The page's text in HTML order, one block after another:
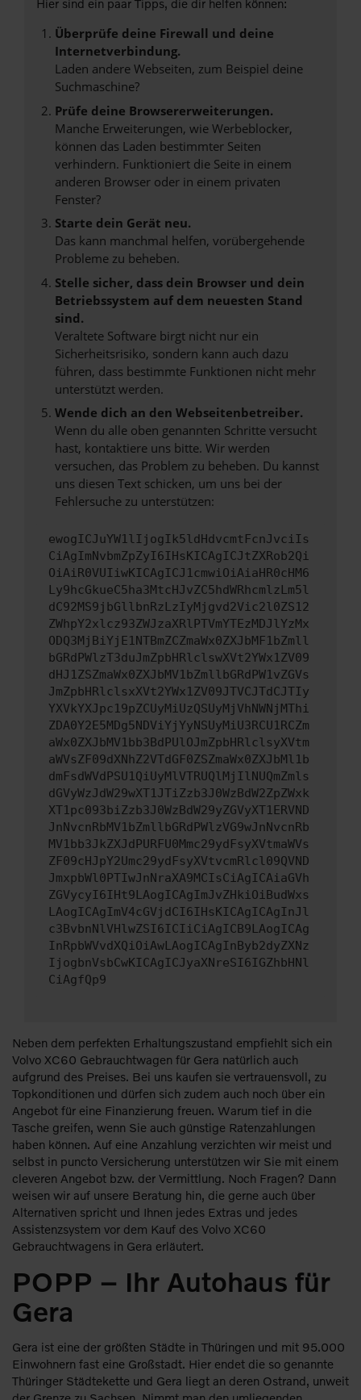
Hier sind ein paar Tipps, die dir helfen können:
Überprüfe deine Firewall und deine
Internetverbindung.
Laden andere Webseiten, zum Beispiel deine
Suchmaschine?
Prüfe deine Browsererweiterungen.
Manche Erweiterungen, wie Werbeblocker,
können das Laden bestimmter Seiten
verhindern. Funktioniert die Seite in einem
anderen Browser oder in einem privaten
Fenster?
Starte dein Gerät neu.
Das kann manchmal helfen, vorübergehende
Probleme zu beheben.
Stelle sicher, dass dein Browser und dein
Betriebssystem auf dem neuesten Stand
sind.
Veraltete Software birgt nicht nur ein
Sicherheitsrisiko, sondern kann auch dazu
führen, dass bestimmte Funktionen nicht mehr
unterstützt werden.
Wende dich an den Webseitenbetreiber.
Wenn du alle oben genannten Schritte versucht
hast, kontaktiere uns bitte. Wir werden
versuchen, das Problem zu beheben. Du kannst
uns diesen Text schicken, um uns bei der
Fehlersuche zu unterstützen:
ewogICJuYW1lIjogIk5ldHdvcmtFcnJvciIs
CiAgImNvbmZpZyI6IHsKICAgICJtZXRob2Qi
OiAiR0VUIiwKICAgICJ1cmwiOiAiaHR0cHM6
Ly9hcGkueC5ha3MtcHJvZC5hdWRhcmlzLm5l
dC92MS9jbGllbnRzLzIyMjgvd2Vic2l0ZS12
ZWhpY2xlcz93ZWJzaXRlPTVmYTEzMDJlYzMx
ODQ3MjBiYjE1NTBmZCZmaWx0ZXJbMF1bZmll
bGRdPWlzT3duJmZpbHRlclswXVt2YWx1ZV09
dHJ1ZSZmaWx0ZXJbMV1bZmllbGRdPW1vZGVs
JmZpbHRlclsxXVt2YWx1ZV09JTVCJTdCJTIy
YXVkYXJpc19pZCUyMiUzQSUyMjVhNWNjMThi
ZDA0Y2E5MDg5NDViYjYyNSUyMiU3RCU1RCZm
aWx0ZXJbMV1bb3BdPUlOJmZpbHRlclsyXVtm
aWVsZF09dXNhZ2VTdGF0ZSZmaWx0ZXJbMl1b
dmFsdWVdPSU1QiUyMlVTRUQlMjIlNUQmZmls
dGVyWzJdW29wXT1JTiZzb3J0WzBdW2ZpZWxk
XT1pc093biZzb3J0WzBdW29yZGVyXT1ERVND
JnNvcnRbMV1bZmllbGRdPWlzVG9wJnNvcnRb
MV1bb3JkZXJdPURFU0Mmc29ydFsyXVtmaWVs
ZF09cHJpY2Umc29ydFsyXVtvcmRlcl09QVND
JmxpbWl0PTIwJnNraXA9MCIsCiAgICAiaGVh
ZGVycyI6IHt9LAogICAgImJvZHkiOiBudWxs
LAogICAgImV4cGVjdCI6IHsKICAgICAgInJl
c3BvbnNlVHlwZSI6ICIiCiAgICB9LAogICAg
InRpbWVvdXQiOiAwLAogICAgInByb2dyZXNz
IjogbnVsbCwKICAgICJyaXNreSI6IGZhbHNl
CiAgfQp9
Neben dem perfekten Erhaltungszustand empfiehlt sich ein
Volvo XC60 Gebrauchtwagen für Gera natürlich auch
aufgrund des Preises. Bei uns kaufen sie vertrauensvoll, zu
Topkonditionen und dürfen sich zudem auch noch über ein
Angebot für eine Finanzierung freuen. Warum tief in die
Tasche greifen, wenn Sie auch günstige Ratenzahlungen
haben können. Auf eine Anzahlung verzichten wir meist und
selbst in puncto Versicherung unterstützen wir Sie mit einem
cleveren Angebot bzw. der Vermittlung. Noch Fragen? Dann
weisen wir auf unsere Beratung hin, die gerne auch über
Alternativen spricht und Ihnen jedes Extras und jedes
Assistenzsystem vor dem Kauf des Volvo XC60
Gebrauchtwagens in Gera erläutert.
POPP – Ihr Autohaus für
Gera
Gera ist eine der größten Städte in Thüringen und mit 95.000
Einwohnern fast eine Großstadt. Hier endet die so genannte
Thüringer Städtekette und Gera liegt an deren Ostrand, unweit